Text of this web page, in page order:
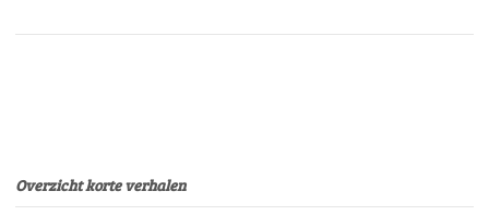
Allen
Overzicht korte verhalen